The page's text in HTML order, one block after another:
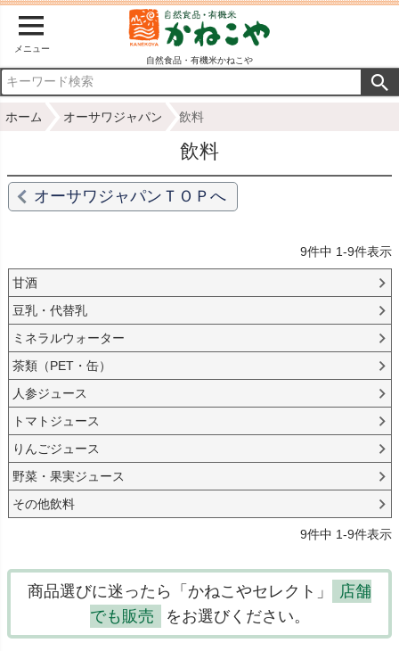
メニュー
自然食品・有機米かねこや
ホーム オーサワジャパン 飲料
飲料
オーサワジャパンＴＯＰへ
9件中 1-9件表示
甘酒
豆乳・代替乳
ミネラルウォーター
茶類（PET・缶）
人参ジュース
トマトジュース
りんごジュース
野菜・果実ジュース
その他飲料
9件中 1-9件表示
商品選びに迷ったら「かねこやセレクト」
店舗
でも販売
をお選びください。